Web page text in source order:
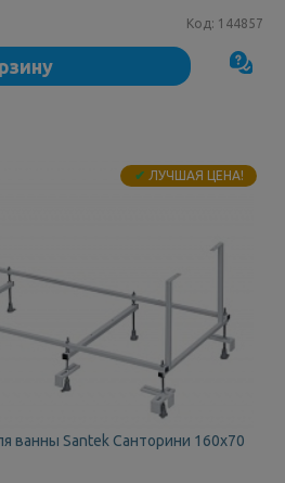
Код: 144857
✔ ЛУЧШАЯ ЦЕНА!
ванны Santek Санторини 160х70